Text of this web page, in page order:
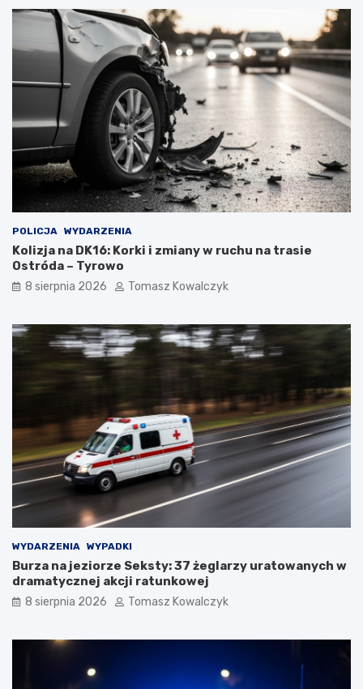
POLICJA WYDARZENIA
Kolizja na DK16: Korki i zmiany w ruchu na trasie
Ostróda – Tyrowo
8 sierpnia 2026 Tomasz Kowalczyk
WYDARZENIA WYPADKI
Burza na jeziorze Seksty: 37 żeglarzy uratowanych w
dramatycznej akcji ratunkowej
8 sierpnia 2026 Tomasz Kowalczyk